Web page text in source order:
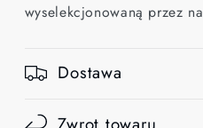
wyselekcjonowaną przez
Dostawa